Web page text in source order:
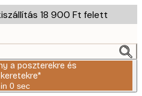
18 900 Ft felett
a poszterekre és
0 sec
Érvényes: